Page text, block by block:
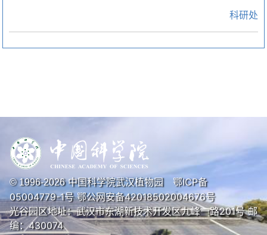
科研处
© 1996-2026中国科学院武汉植物园 鄂ICP备
05004779-1号鄂公网安备42018502004676号
光谷园区地址：武汉市东湖新技术开发区九峰一路201号 邮
编：430074